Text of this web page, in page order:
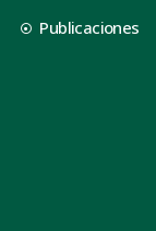
Publicaciones